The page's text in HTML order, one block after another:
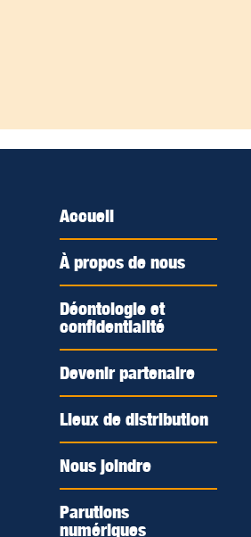
Accueil
À propos de nous
Déontologie et
confidentialité
Devenir partenaire
Lieux de distribution
Nous joindre
Parutions
numériques